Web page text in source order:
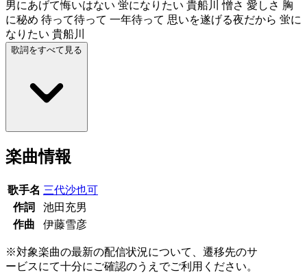
男にあげて悔いはない 蛍になりたい 貴船川 憎さ 愛しさ 胸
に秘め 待って待って 一年待って 思いを遂げる夜だから 蛍に
なりたい 貴船川
歌詞をすべて見る
楽曲情報
歌手名 三代沙也可
作詞
池田充男
作曲
伊藤雪彦
※対象楽曲の最新の配信状況について、遷移先のサ
ービスにて十分にご確認のうえでご利用ください。